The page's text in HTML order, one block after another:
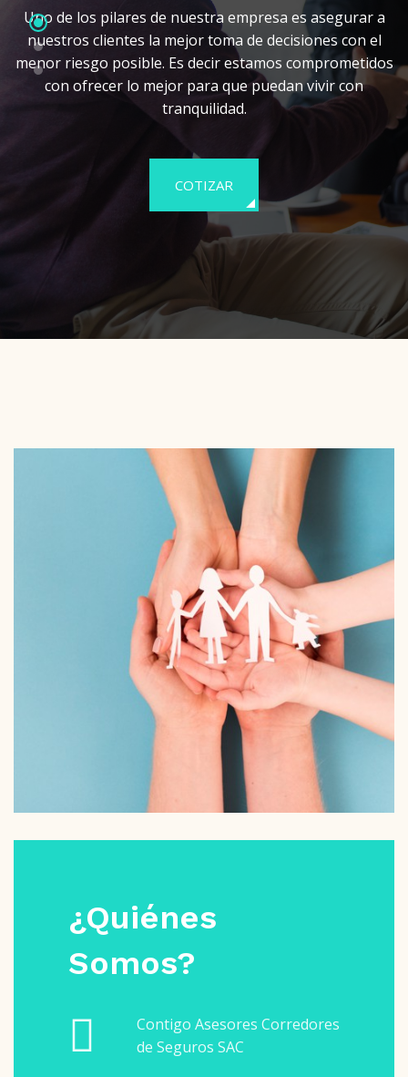
Uno de los pilares de nuestra empresa es asegurar a
nuestros clientes la mejor toma de decisiones con el
menor riesgo posible. Es decir estamos comprometidos
con ofrecer lo mejor para que puedan vivir con
tranquilidad.
COTIZAR
¿Quiénes
Somos?
Contigo Asesores Corredores
de Seguros SAC